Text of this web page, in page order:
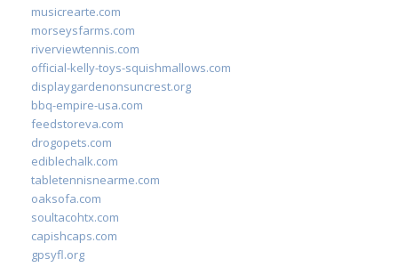
musicrearte.com
morseysfarms.com
riverviewtennis.com
official-kelly-toys-squishmallows.com
displaygardenonsuncrest.org
bbq-empire-usa.com
feedstoreva.com
drogopets.com
ediblechalk.com
tabletennisnearme.com
oaksofa.com
soultacohtx.com
capishcaps.com
gpsyfl.org